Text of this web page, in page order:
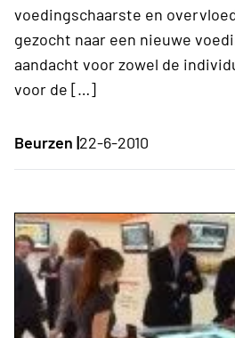
voedingschaarste en
gezocht naar een nieuwe
aandacht voor zowel de
voor de […]
Beurzen |22-6-2010